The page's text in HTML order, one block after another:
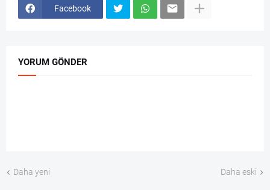
Facebook
YORUM GÖNDER
Daha yeni Daha eski